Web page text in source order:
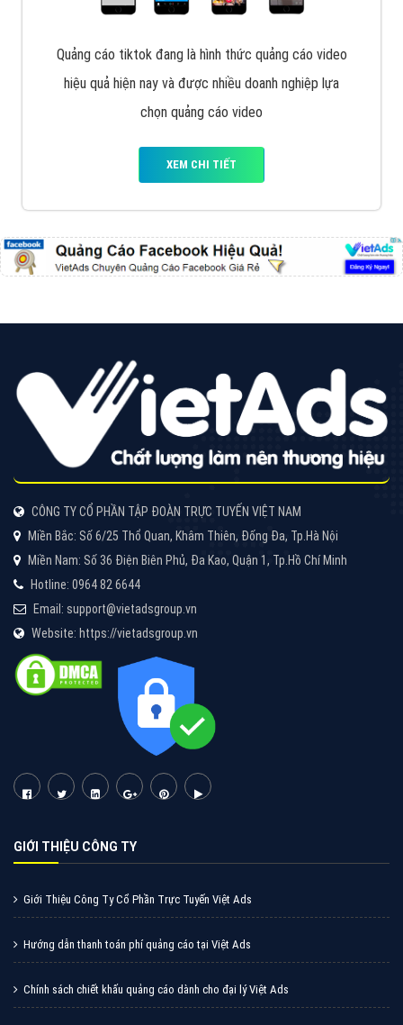
Quảng cáo tiktok đang là hình thức quảng cáo video
hiệu quả hiện nay và được nhiều doanh nghiệp lựa
chọn quảng cáo video
XEM CHI TIẾT
CÔNG TY CỔ PHẦN TẬP ĐOÀN TRỰC TUYẾN VIỆT NAM
Miền Bắc: Số 6/25 Thổ Quan, Khâm Thiên, Đống Đa, Tp.Hà Nội
Miền Nam: Số 36 Điện Biên Phủ, Đa Kao, Quận 1, Tp.Hồ Chí Minh
Hotline: 0964 82 6644
Email: support@vietadsgroup.vn
Website: https://vietadsgroup.vn
GIỚI THIỆU CÔNG TY
Giới Thiệu Công Ty Cổ Phần Trực Tuyến Việt Ads
Hướng dẫn thanh toán phí quảng cáo tại Việt Ads
Chính sách chiết khấu quảng cáo dành cho đại lý Việt Ads